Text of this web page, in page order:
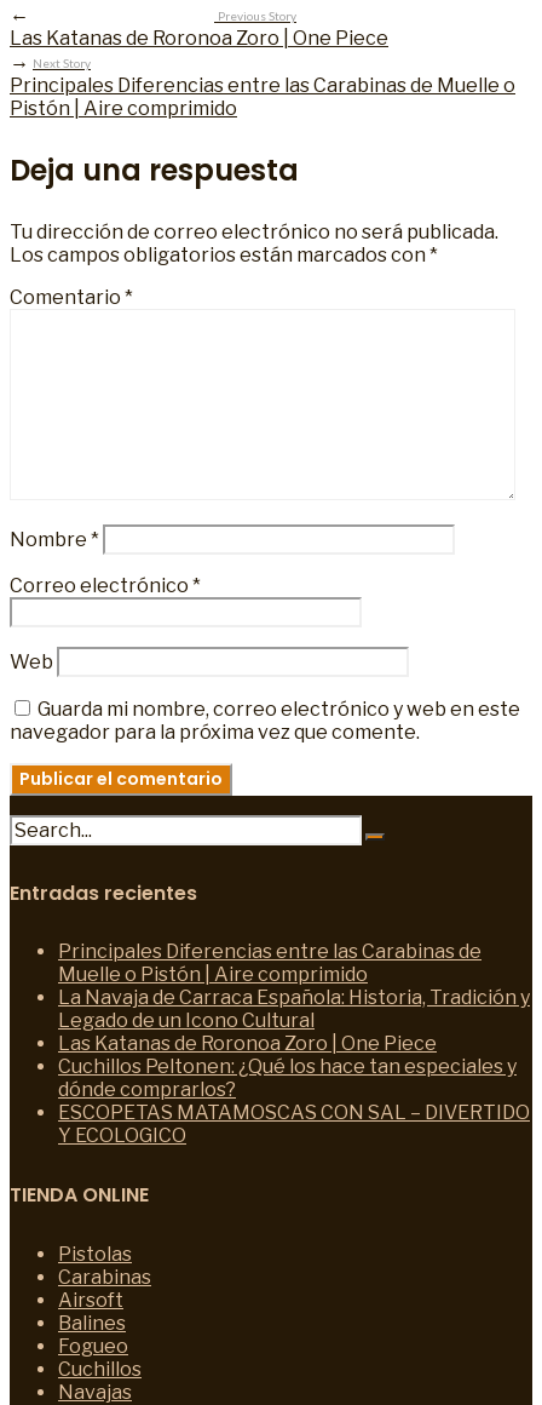
← Previous Story
Las Katanas de Roronoa Zoro | One Piece
→ Next Story
Principales Diferencias entre las Carabinas de Muelle o
Pistón | Aire comprimido
Deja una respuesta
Tu dirección de correo electrónico no será publicada.
Los campos obligatorios están marcados con*
Comentario *
Nombre *
Correo electrónico *
Web
Guarda mi nombre, correo electrónico y web en este
navegador para la próxima vez que comente.
Entradas recientes
Principales Diferencias entre las Carabinas de
Muelle o Pistón | Aire comprimido
La Navaja de Carraca Española: Historia, Tradición y
Legado de un Icono Cultural
Las Katanas de Roronoa Zoro | One Piece
Cuchillos Peltonen: ¿Qué los hace tan especiales y
dónde comprarlos?
ESCOPETAS MATAMOSCAS CON SAL – DIVERTIDO
Y ECOLOGICO
TIENDA ONLINE
Pistolas
Carabinas
Airsoft
Balines
Fogueo
Cuchillos
Navajas